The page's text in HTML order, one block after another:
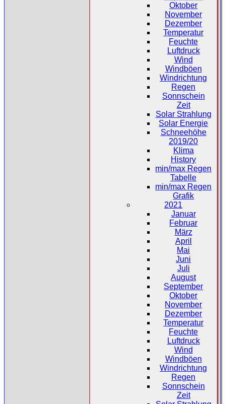
Oktober
November
Dezember
Temperatur
Feuchte
Luftdruck
Wind
Windböen
Windrichtung
Regen
Sonnschein
Zeit
Solar Strahlung
Solar Energie
Schneehöhe
2019/20
Klima
History
min/max Regen
Tabelle
min/max Regen
Grafik
2021
Januar
Februar
März
April
Mai
Juni
Juli
August
September
Oktober
November
Dezember
Temperatur
Feuchte
Luftdruck
Wind
Windböen
Windrichtung
Regen
Sonnschein
Zeit